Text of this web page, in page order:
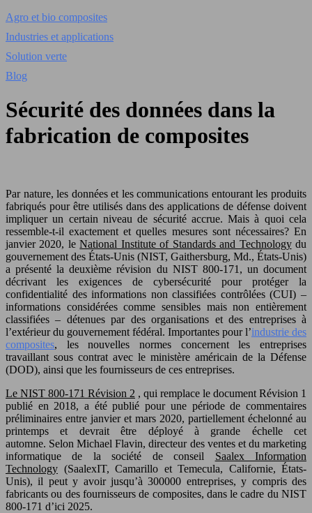
Agro et bio composites
Industries et applications
Solution verte
Blog
Sécurité des données dans la
fabrication de composites
Par nature, les données et les communications entourant les produits
fabriqués pour être utilisés dans des applications de défense doivent
impliquer un certain niveau de sécurité accrue. Mais à quoi cela
ressemble-t-il exactement et quelles mesures sont nécessaires? En
janvier 2020, leNational Institute of Standards and Technologydu
gouvernement des États-Unis (NIST, Gaithersburg, Md., États-Unis)
a présenté la deuxième révision du NIST 800-171, un document
décrivant les exigences de cybersécurité pour protéger la
confidentialité des informations non classifiées contrôlées (CUI) –
informations considérées comme sensibles mais non entièrement
classifiées – détenues par des organisations et des entreprises à
l’extérieur du gouvernement fédéral. Importantes pour l’industrie des
composites, les nouvelles normes concernent les entreprises
travaillant sous contrat avec le ministère américain de la Défense
(DOD), ainsi que les fournisseurs de ces entreprises.
Le NIST 800-171 Révision 2 , qui remplace le document Révision 1
publié en 2018, a été publié pour une période de commentaires
préliminaires entre janvier et mars 2020, partiellement échelonné au
printemps et devrait être déployé à grande échelle cet
automne. Selon Michael Flavin, directeur des ventes et du marketing
informatique de la société de conseil Saalex Information
Technology (SaalexIT, Camarillo et Temecula, Californie, États-
Unis), il peut y avoir jusqu’à 300000 entreprises, y compris des
fabricants ou des fournisseurs de composites, dans le cadre du NIST
800-171 d’ici 2025.